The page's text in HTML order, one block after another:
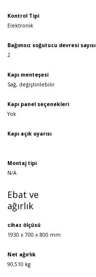
Kontrol Tipi
Elektronik
Bağımsız soğutucu devresi sayısı
2
Kapı menteşesi
Sağ, değiştirilebilir
Kapı panel seçenekleri
Yok
Kapı açık uyarısı
Montaj tipi
N/A
Ebat ve
ağırlık
cihaz ölçüsü
1930 x 700 x 800 mm
Net ağırlık
90,510 kg